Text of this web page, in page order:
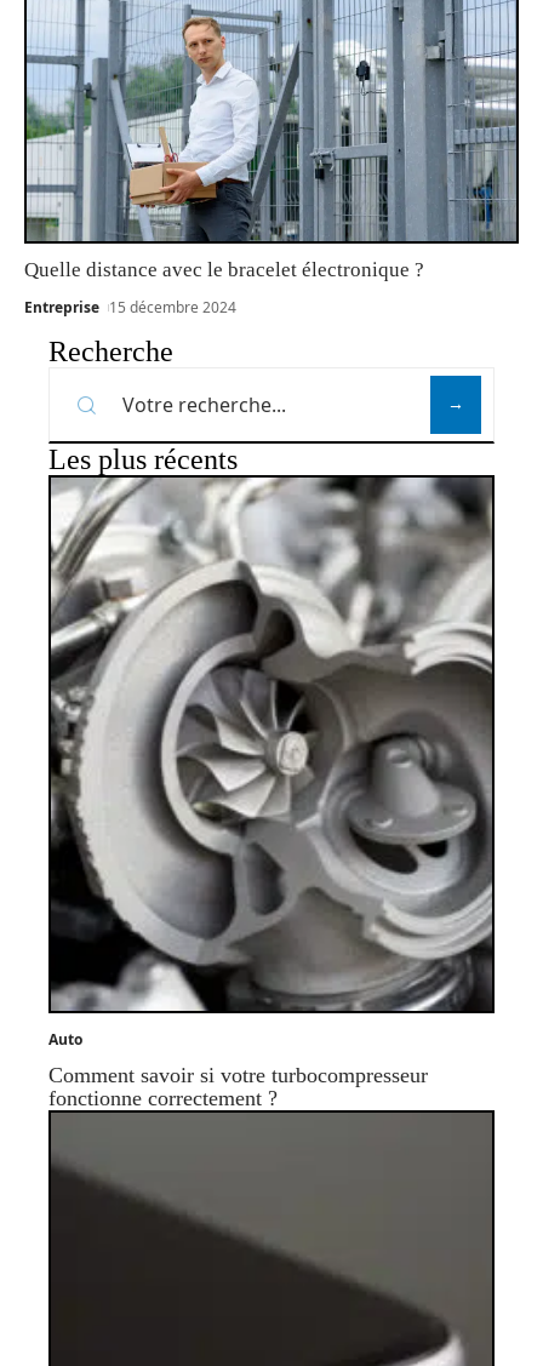
Quelle distance avec le bracelet électronique ?
Entreprise 15 décembre 2024
Recherche
Les plus récents
Auto
Comment savoir si votre turbocompresseur
fonctionne correctement ?